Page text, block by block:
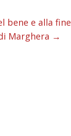
n di
bene e alla
Marghera →